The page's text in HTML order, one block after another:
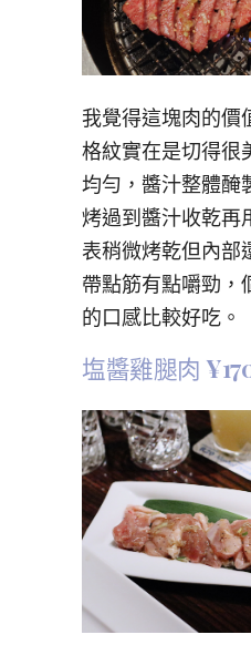
我覺得這塊肉的價
格紋實在是切得很
均勻，醬汁整體醃
烤過到醬汁收乾再
表稍微烤乾但內部
帶點筋有點嚼勁，
的口感比較好吃。
塩醬雞腿肉